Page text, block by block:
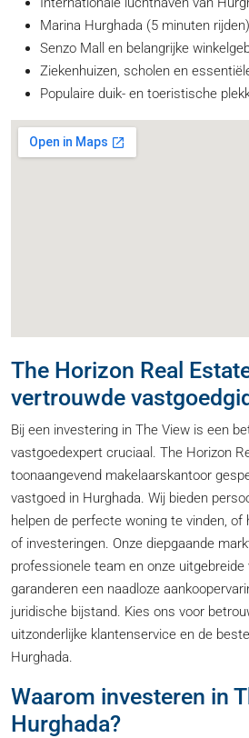
Marina Hurghada (5 minuten
Senzo Mall en belangrijke
Ziekenhuizen, scholen en
Populaire duik- en toeristische
The Horizon Real
vertrouwde
Bij een investering in The View is een
vastgoedexpert cruciaal. The Horizon
toonaangevend makelaarskantoor
vastgoed in Hurghada. Wij bieden
helpen de perfecte woning te vinden,
of investeringen. Onze diepgaande
professionele team en onze
garanderen een naadloze
juridische bijstand. Kies ons voor
uitzonderlijke klantenservice en de
Hurghada.
Waarom investeren in
Hurghada?